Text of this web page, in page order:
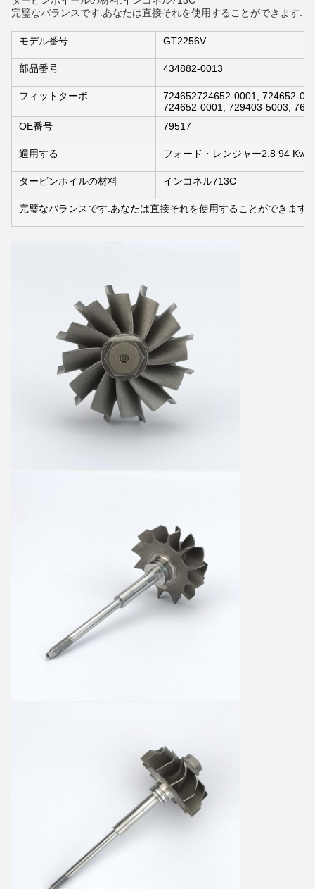
完璧なバランスです.あなたは直接それを使用することができます.
モデル番号 GT2256V
部品番号 434882-0013
フィットターボ
724652724652-0001, 724652-
724652-0001, 729403-5003,
OE番号
79517
適用する フォード・レンジャー2.8 94 Kw
タービンホイルの材料 インコネル713C
完璧なバランスです.あなたは直接それを使用することができます.